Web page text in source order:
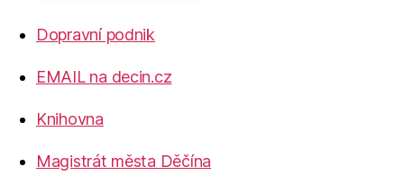
Dopravní podnik
EMAIL na decin.cz
Knihovna
Magistrát města Děčína